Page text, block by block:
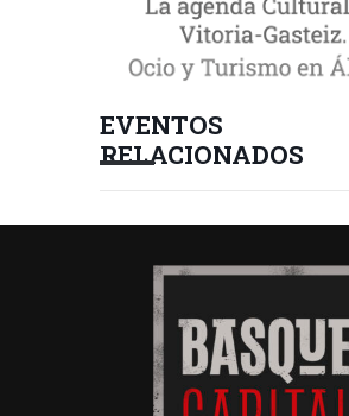
EVENTOS
RELACIONADOS